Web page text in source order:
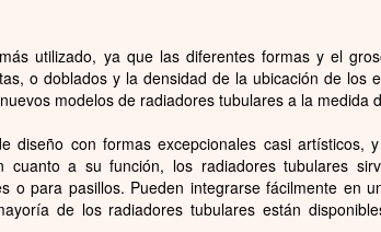
utilizado, ya que las diferentes formas y el
o doblados y la densidad de la ubicación de los
modelos de radiadores tubulares a la medida
diseño con formas excepcionales casi artísticos,
a su función, los radiadores tubulares
o para pasillos. Pueden integrarse fácilmente en
de los radiadores tubulares están